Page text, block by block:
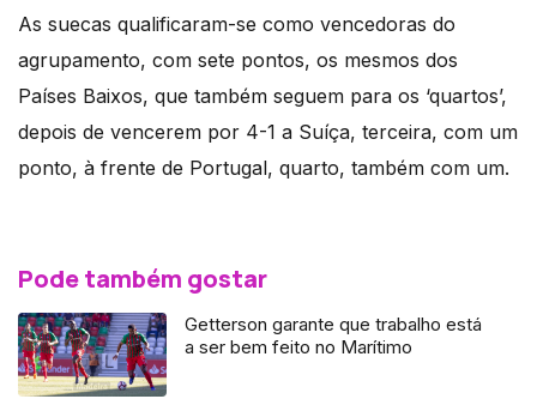
As suecas qualificaram-se como vencedoras do
agrupamento, com sete pontos, os mesmos dos
Países Baixos, que também seguem para os ‘quartos’,
depois de vencerem por 4-1 a Suíça, terceira, com um
ponto, à frente de Portugal, quarto, também com um.
Pode também gostar
Getterson garante que trabalho está
a ser bem feito no Marítimo